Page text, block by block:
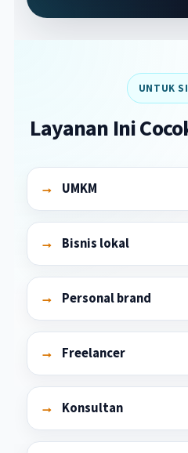
UNTUK
Layanan Ini
UMKM
Bisnis lokal
Personal brand
Freelancer
Konsultan